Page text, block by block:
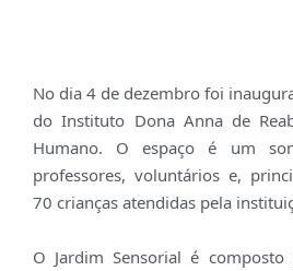
No dia 4 de dezembro foi
do Instituto Dona Anna de
Humano. O espaço é um
professores, voluntários e,
70 crianças atendidas pela
O Jardim Sensorial é